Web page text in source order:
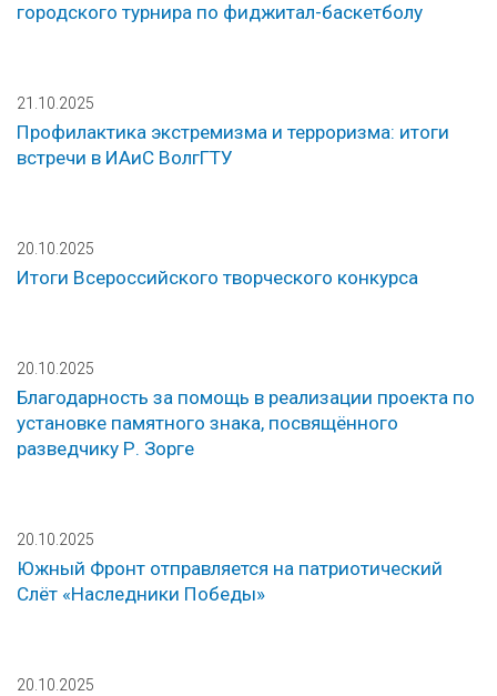
городского турнира по фиджитал-баскетболу
21.10.2025
Профилактика экстремизма и терроризма: итоги
встречи в ИАиС ВолгГТУ
20.10.2025
Итоги Всероссийского творческого конкурса
20.10.2025
Благодарность за помощь в реализации проекта по
установке памятного знака, посвящённого
разведчику Р. Зорге
20.10.2025
Южный Фронт отправляется на патриотический
Слёт «Наследники Победы»
20.10.2025